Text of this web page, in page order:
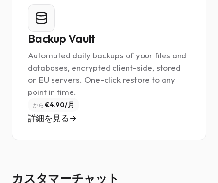
Backup Vault
Automated daily backups of your files and
databases, encrypted client-side, stored
on EU servers. One-click restore to any
point in time.
から €4.90/月
詳細を見る
カスタマーチャット